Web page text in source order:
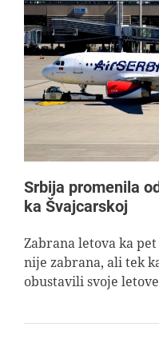
Srbija promenila
ka Švajcarskoj
Zabrana letova ka
nije zabrana, ali tek
obustavili svoje